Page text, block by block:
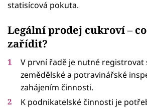
statisícová pokuta.
Legální prodej cukroví –
zařídit?
V první řadě je nutné registrovat
zemědělské a potravinářské
zahájením činnosti.
K podnikatelské činnosti je